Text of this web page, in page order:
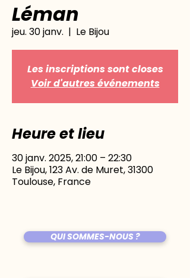
Léman
jeu. 30 janv.
  |
Le Bijou
Les inscriptions sont closes
Voir d'autres événements
Heure et lieu
30 janv. 2025, 21:00 – 22:30
Le Bijou, 123 Av. de Muret, 31300
Toulouse, France
QUI SOMMES-NOUS ?